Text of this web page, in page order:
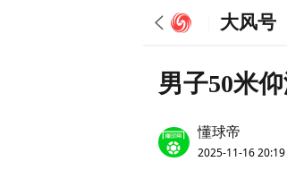
大风号
男子50米
懂球帝
2025-11-16 20:19